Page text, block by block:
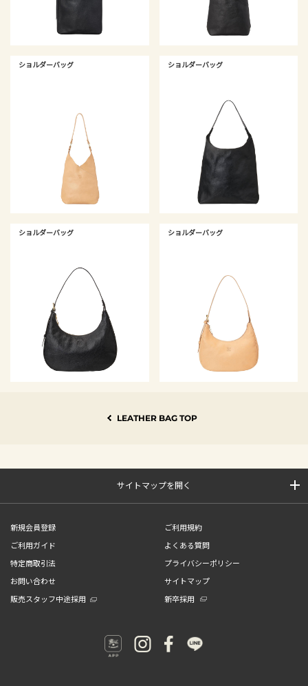
ショルダーバッグ ショルダーバッグ
ショルダーバッグ ショルダーバッグ
LEATHER BAG TOP
サイトマップを開く
新規会員登録
ご利用規約
ご利用ガイド
よくある質問
特定商取引法
プライバシーポリシー
お問い合わせ
サイトマップ
販売スタッフ中途採用
新卒採用